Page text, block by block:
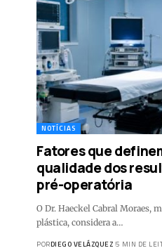
NOTÍCIAS
Fatores que
qualidade dos
pré-operatória
O Dr. Haeckel Cabral Moraes,
plástica, considera a…
PORDIEGO VELÁZQUEZ 5 MIN DE